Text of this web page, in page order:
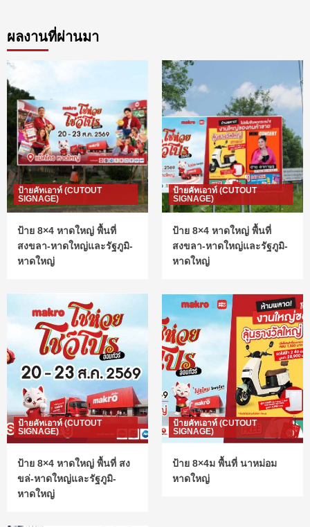
ผลงานที่ผ่านมา
ป้ายคัทเอาท์ (CUTOUT
SIGNAGE)
ป้าย 8×4 หาดใหญ่ พื้นที่
สงขลา-หาดใหญ่และรัฐภูมิ-
หาดใหญ่
ป้ายคัทเอาท์ (CUTOUT
SIGNAGE)
ป้าย 8×4 หาดใหญ่ พื้นที่
สงขลา-หาดใหญ่และรัฐภูมิ-
หาดใหญ่
ป้ายคัทเอาท์ (CUTOUT
SIGNAGE)
ป้าย 8×4 หาดใหญ่ พื้นที่ สง
ขล่-หาดใหญ่และรัฐภูมิ-
หาดใหญ่
ป้ายคัทเอาท์ (CUTOUT
SIGNAGE)
ป้าย 8×4ม พื้นที่ นาหม่อม
หาดใหญ่